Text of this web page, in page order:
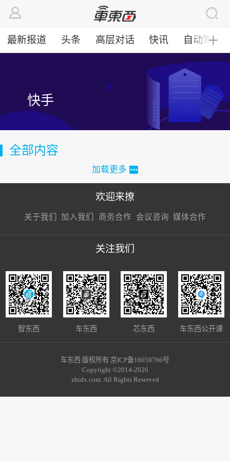
最新报道 头条 高层对话 快讯 自动驾驶
╋
快手
全部内容
加载更多
欢迎来撩
关于我们 加入我们
接扔简历
商务合作
接开聊
会议咨询 媒体合作
接开聊
关注我们
智东西 车东西 芯东西 车东西公开课
车东西 版权所有 京ICP备16059766号
Copyright ©2014-2026
zhidx.com. All Rights Reserved